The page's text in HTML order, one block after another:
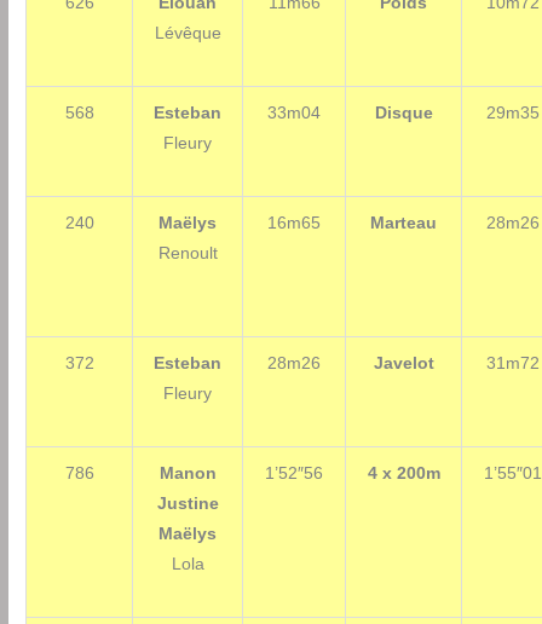
Lévêque
568
Esteban
Fleury
33m04 Disque 29m35
240
Maëlys
Renoult
16m65 Marteau 28m26
372
Esteban
Fleury
28m26 Javelot 31m72
786
Manon
Justine
Maëlys
Lola
1’52″56 4 x 200m 1’55″01